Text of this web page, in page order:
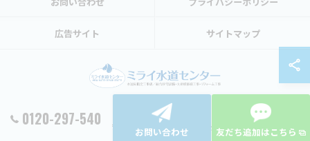
0120-297-540
お問い合わせ 友だち追加はこちら
広告サイト サイトマップ
© 2026 東京都渋谷区の水トラブルならミライ水道センター ALL RIGHTS RESERVED.